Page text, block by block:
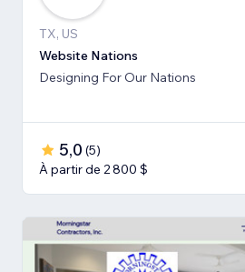
TX, US
Website Nations
Designing For Our Nations
5,0 (5)
À partir de 2 800 $